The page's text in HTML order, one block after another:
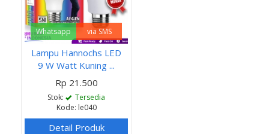
Whatsapp via SMS
Lampu Hannochs LED
9 W Watt Kuning ...
Rp 21.500
Stok:
Tersedia
Kode: le040
Detail Produk